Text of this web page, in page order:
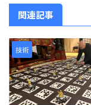
関連記事
技術